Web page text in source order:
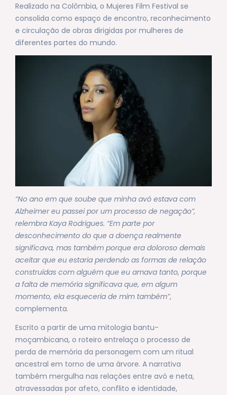
Realizado na Colômbia, o Mujeres Film Festival se
consolida como espaço de encontro, reconhecimento
e circulação de obras dirigidas por mulheres de
diferentes partes do mundo.
“No ano em que soube que minha avó estava com
Alzheimer eu passei por um processo de negação”,
relembra Kaya Rodrigues. “Em parte por
desconhecimento do que a doença realmente
significava, mas também porque era doloroso demais
aceitar que eu estaria perdendo as formas de relação
construídas com alguém que eu amava tanto, porque
a falta de memória significava que, em algum
momento, ela esqueceria de mim também”,
complementa.
Escrito a partir de uma mitologia bantu-
moçambicana, o roteiro entrelaça o processo de
perda de memória da personagem com um ritual
ancestral em torno de uma árvore. A narrativa
também mergulha nas relações entre avó e neta,
atravessadas por afeto, conflito e identidade,